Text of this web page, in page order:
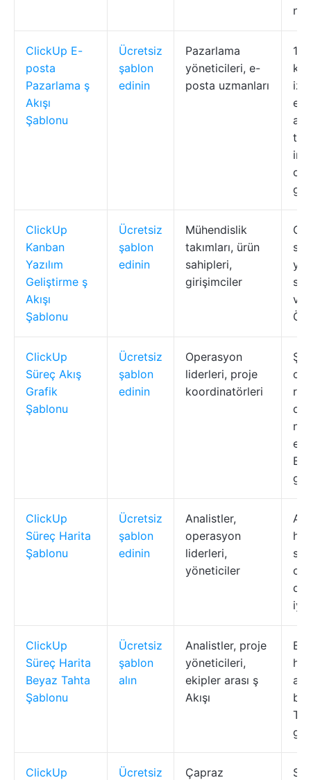
ClickUp E-
posta
Pazarlama ş
Akışı
Şablonu
Ücretsiz
şablon
edinin
Pazarlama
yöneticileri, e-
posta uzmanları
12
ClickUp
Kanban
Yazılım
Geliştirme ş
Akışı
Şablonu
Ücretsiz
şablon
edinin
Mühendislik
takımları, ürün
sahipleri,
girişimciler
ve
ClickUp
Süreç Akış
Grafik
Şablonu
Ücretsiz
şablon
edinin
Operasyon
liderleri, proje
koordinatörleri
Ş
ClickUp
Süreç Harita
Şablonu
Ücretsiz
şablon
edinin
Analistler,
operasyon
liderleri,
yöneticiler
ClickUp
Süreç Harita
Beyaz Tahta
Şablonu
Ücretsiz
şablon
alın
Analistler, proje
yöneticileri,
ekipler arası ş
Akışı
ClickUp
Ücretsiz
Çapraz